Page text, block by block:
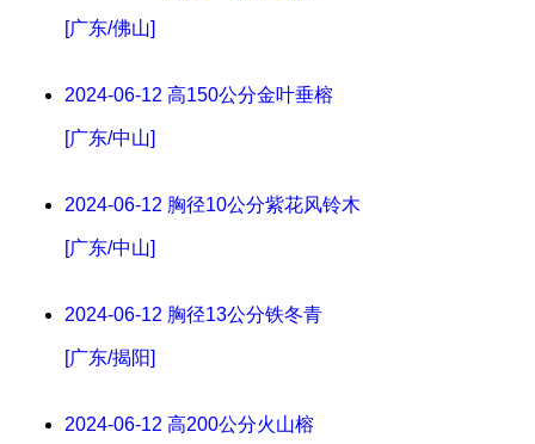
[广东/佛山]
2024-06-12 高150公分金叶垂榕
[广东/中山]
2024-06-12 胸径10公分紫花风铃木
[广东/中山]
2024-06-12 胸径13公分铁冬青
[广东/揭阳]
2024-06-12 高200公分火山榕